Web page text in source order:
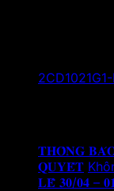
2CD1021G1-I
𝐓𝐇𝐎̂𝐍𝐆 𝐁𝐀́𝐎
𝐐𝐔𝐘𝐄̂́𝐓
𝐋𝐄̂̃ 𝟑𝟎/𝟎𝟒 –